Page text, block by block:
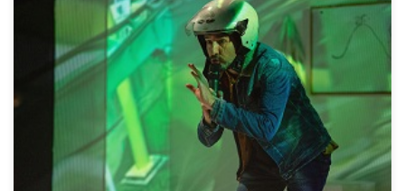
La temporada teatral arranca con las incertidumbres a las que esta
nueva normalidad nos ha abocado, especialmente en el mundo
de la cultura. Los teatros ven limitado su aforo para seguir con las
medidas de seguridad recomendadas por las autoridades
sanitarias, y cruzan los dedos para que la situación no […]